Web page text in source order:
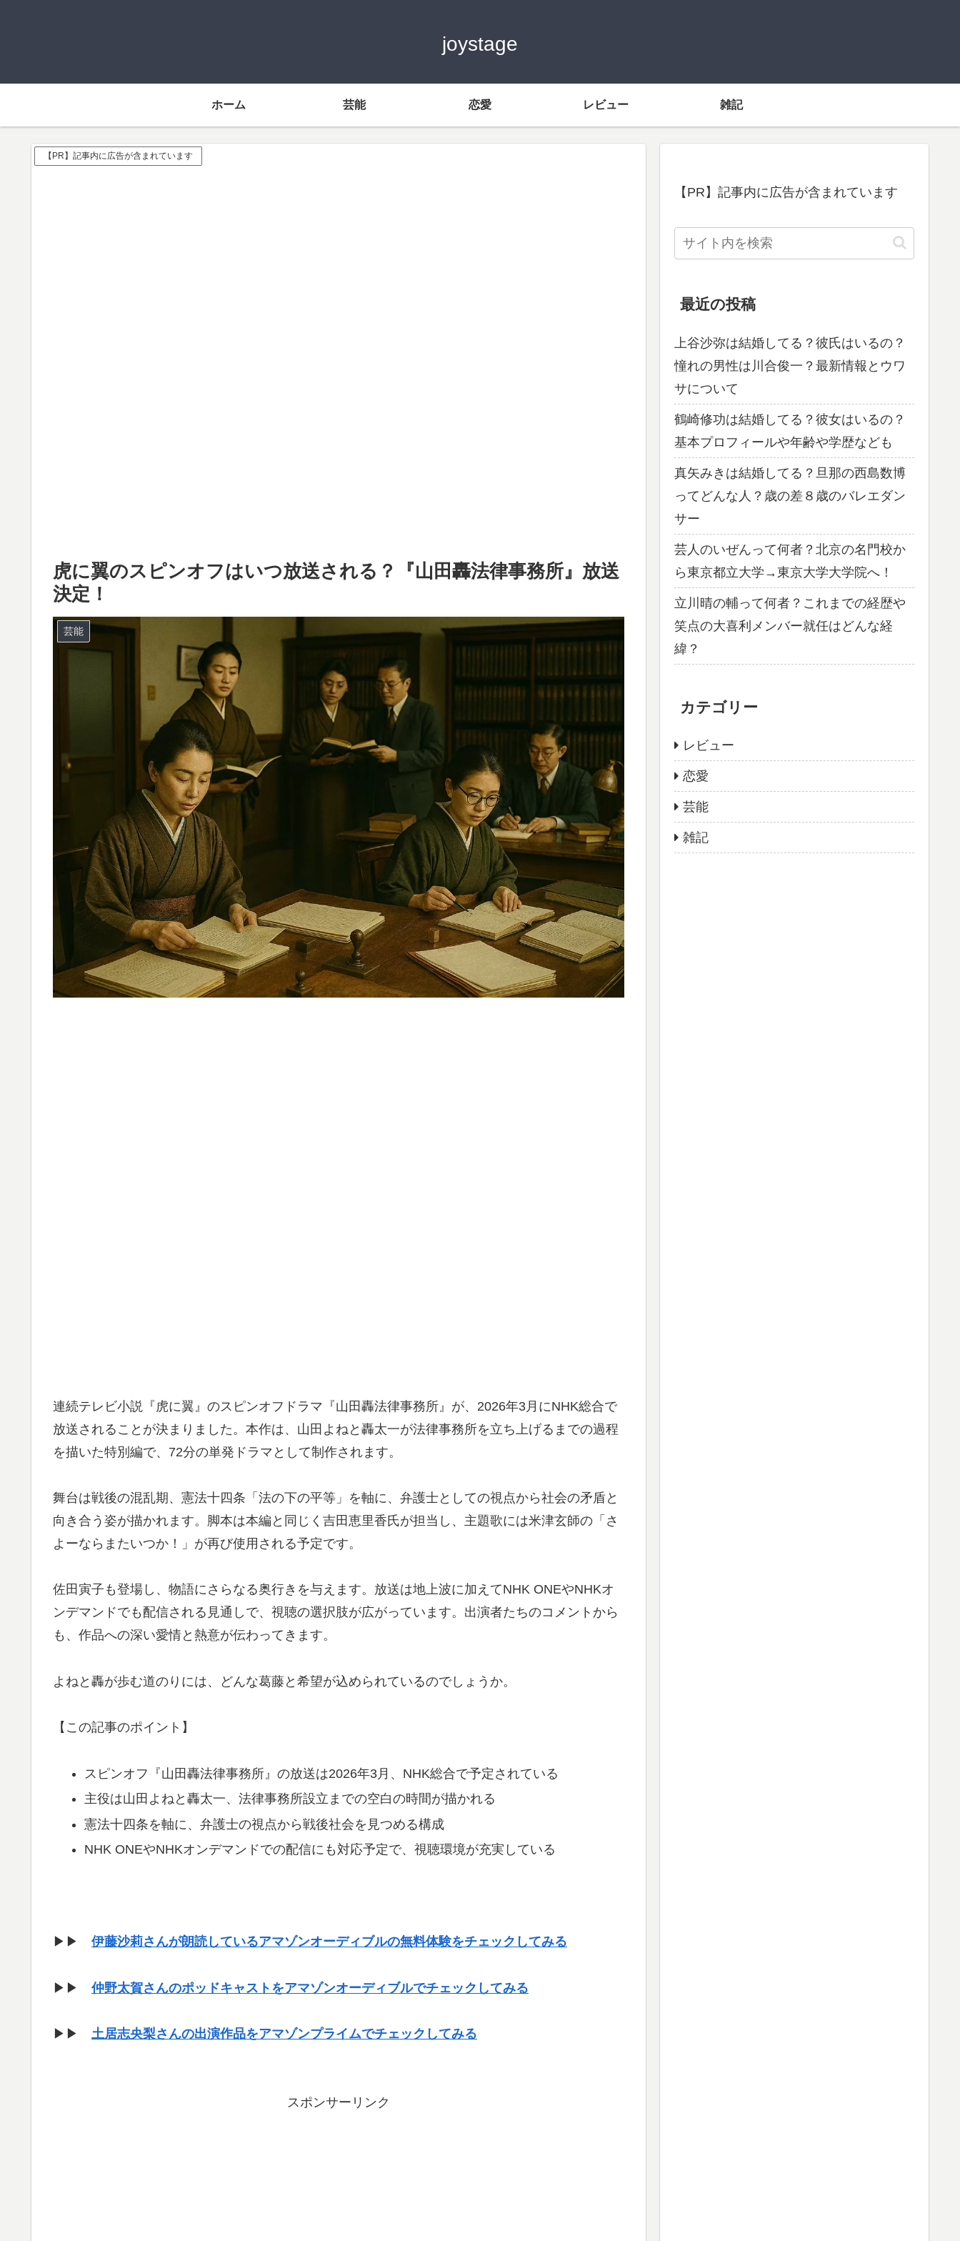
joystage
ホーム 芸能 恋愛 レビュー 雑記
【PR】記事内に広告が含まれています
虎に翼のスピンオフはいつ放送される？『山田轟法律事務所』放送
決定！
芸能
連続テレビ小説『虎に翼』のスピンオフドラマ『山田轟法律事務所』が、2026年3月にNHK総合で
放送されることが決まりました。本作は、山田よねと轟太一が法律事務所を立ち上げるまでの過程
を描いた特別編で、72分の単発ドラマとして制作されます。
舞台は戦後の混乱期、憲法十四条「法の下の平等」を軸に、弁護士としての視点から社会の矛盾と
向き合う姿が描かれます。脚本は本編と同じく吉田恵里香氏が担当し、主題歌には米津玄師の「さ
よーならまたいつか！」が再び使用される予定です。
佐田寅子も登場し、物語にさらなる奥行きを与えます。放送は地上波に加えてNHK ONEやNHKオ
ンデマンドでも配信される見通しで、視聴の選択肢が広がっています。出演者たちのコメントから
も、作品への深い愛情と熱意が伝わってきます。
よねと轟が歩む道のりには、どんな葛藤と希望が込められているのでしょうか。
【この記事のポイント】
スピンオフ『山田轟法律事務所』の放送は2026年3月、NHK総合で予定されている
主役は山田よねと轟太一、法律事務所設立までの空白の時間が描かれる
憲法十四条を軸に、弁護士の視点から戦後社会を見つめる構成
NHK ONEやNHKオンデマンドでの配信にも対応予定で、視聴環境が充実している
▶▶ 伊藤沙莉さんが朗読しているアマゾンオーディブルの無料体験をチェックしてみる
▶▶ 仲野太賀さんのポッドキャストをアマゾンオーディブルでチェックしてみる
▶▶ 土居志央梨さんの出演作品をアマゾンプライムでチェックしてみる
スポンサーリンク
【PR】記事内に広告が含まれています
最近の投稿
上谷沙弥は結婚してる？彼氏はいるの？
憧れの男性は川合俊一？最新情報とウワ
サについて
鶴崎修功は結婚してる？彼女はいるの？
基本プロフィールや年齢や学歴なども
真矢みきは結婚してる？旦那の西島数博
ってどんな人？歳の差８歳のバレエダン
サー
芸人のいぜんって何者？北京の名門校か
ら東京都立大学→東京大学大学院へ！
立川晴の輔って何者？これまでの経歴や
笑点の大喜利メンバー就任はどんな経
緯？
カテゴリー
レビュー
恋愛
芸能
雑記